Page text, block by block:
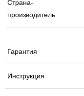
Страна-
производитель
Гарантия
Инструкция